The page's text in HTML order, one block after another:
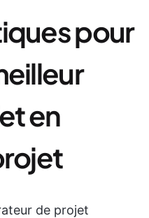
pour
en
de projet